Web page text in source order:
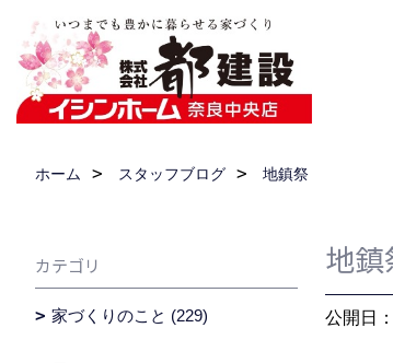
ホーム スタッフブログ 地鎮祭
地鎮
公開日
カテゴリ
家づくりのこと (229)